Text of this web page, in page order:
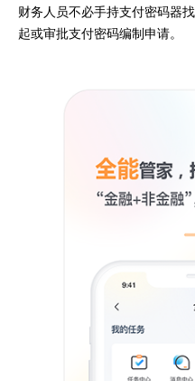
财务人员不必手持支付密码器
起或审批支付密码编制申请。